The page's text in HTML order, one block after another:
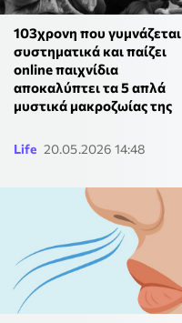
103χρονη που γυμνάζεται
συστηματικά και παίζει
online παιχνίδια
αποκαλύπτει τα 5 απλά
μυστικά μακροζωίας της
Life 20.05.2026 14:48